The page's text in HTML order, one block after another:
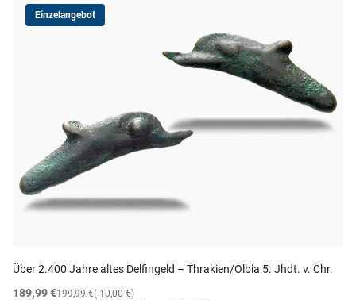
Einzelangebot
Über 2.400 Jahre altes Delfingeld – Thrakien/Olbia 5. Jhdt. v. Chr.
189,99 €
(-10,00 €)
199,99 €